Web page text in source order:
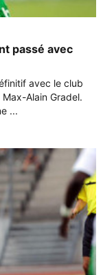
passé avec
avec le club
Alain Gradel.
...